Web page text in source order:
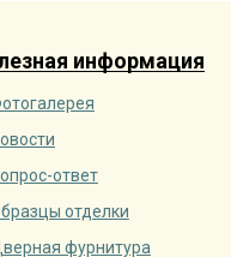
информация
ответ
отделки
фурнитура